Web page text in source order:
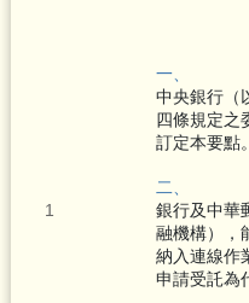
一、
中央銀行（
四條規定之
訂定本要點。
二、
銀行及中華
融機構），
納入連線作
申請受託為